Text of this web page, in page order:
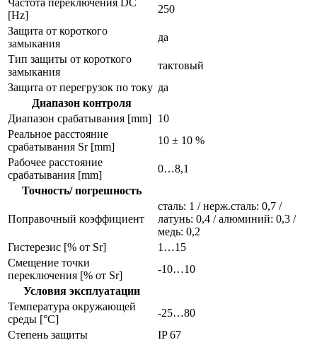
Частота переключения DC
[Hz]
250
Защита от короткого
замыкания
да
Тип защиты от короткого
замыкания
тактовый
Защита от перегрузок по току да
Диапазон контроля
Диапазон срабатывания [mm] 10
Реальное расстояние
срабатывания Sr [mm]
10 ± 10 %
Рабочее расстояние
срабатывания [mm]
0…8,1
Точность/ погрешность
Поправочный коэффициент
сталь: 1 / нерж.сталь: 0,7 /
латунь: 0,4 / алюминий: 0,3 /
медь: 0,2
Гистерезис [% от Sr]
1…15
Смещение точки
переключения [% от Sr]
-10…10
Условия эксплуатации
Температура окружающей
среды [°C]
-25…80
Степень защиты
IP 67